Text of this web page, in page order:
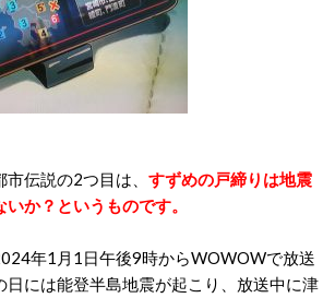
伝説の2つ目は、 すずめの戸締りは地震
か？というものです。
年1月1日午後9時からWOWOWで放送
日には能登半島地震が起こり、放送中に津